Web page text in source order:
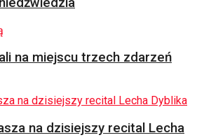
na miejscu trzech zdarzeń
na dzisiejszy recital Lecha